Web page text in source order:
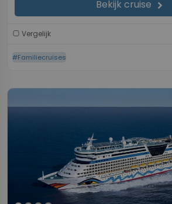
Bekijk cruise chevron_right
Vergelijk
#Familiecruises